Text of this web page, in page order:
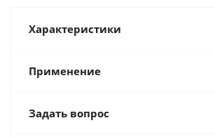
Характеристики
Применение
Задать вопрос